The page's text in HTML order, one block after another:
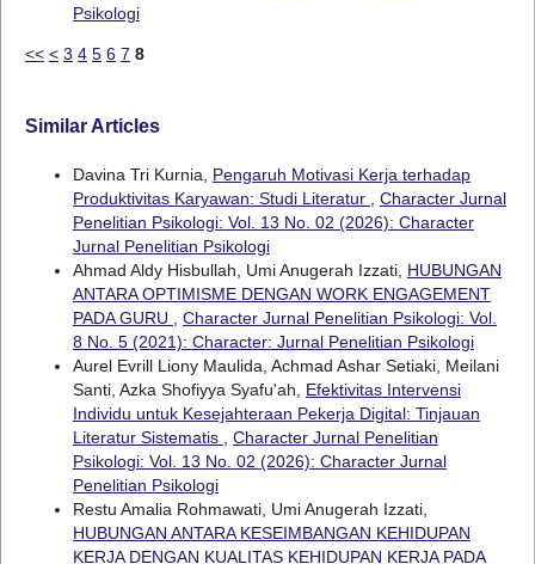
Psikologi
<< < 3 4 5 6 7 8
Similar Articles
Davina Tri Kurnia, Pengaruh Motivasi Kerja terhadap
Produktivitas Karyawan: Studi Literatur
Character Jurnal
Penelitian Psikologi: Vol. 13 No. 02 (2026): Character
Jurnal Penelitian Psikologi
Ahmad Aldy Hisbullah, Umi Anugerah Izzati, HUBUNGAN
ANTARA OPTIMISME DENGAN WORK ENGAGEMENT
PADA GURU
Character Jurnal Penelitian Psikologi: Vol.
8 No. 5 (2021): Character: Jurnal Penelitian Psikologi
Aurel Evrill Liony Maulida, Achmad Ashar Setiaki, Meilani
Santi, Azka Shofiyya Syafu'ah, Efektivitas Intervensi
Individu untuk Kesejahteraan Pekerja Digital: Tinjauan
Literatur Sistematis
Character Jurnal Penelitian
Psikologi: Vol. 13 No. 02 (2026): Character Jurnal
Penelitian Psikologi
Restu Amalia Rohmawati, Umi Anugerah Izzati,
HUBUNGAN ANTARA KESEIMBANGAN KEHIDUPAN
KERJA DENGAN KUALITAS KEHIDUPAN KERJA PADA